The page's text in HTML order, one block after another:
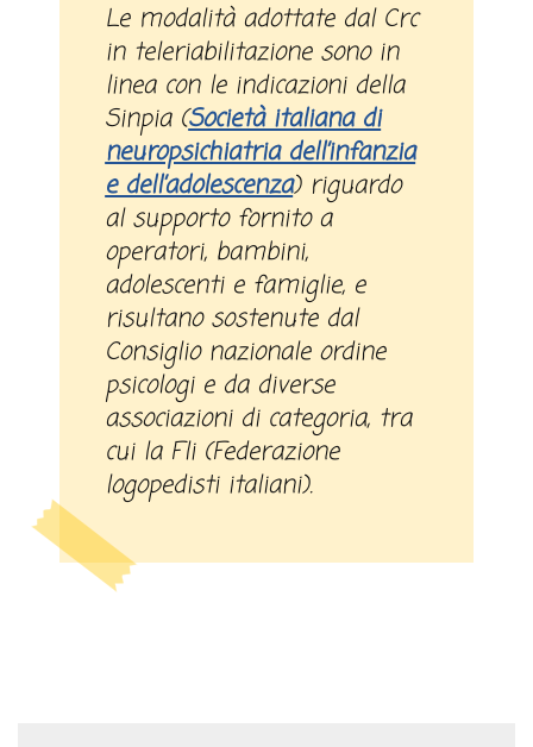
Le modalità adottate dal Crc
in teleriabilitazione sono in
linea con le indicazioni della
Sinpia (Società italiana di
neuropsichiatria dell’infanzia
e dell’adolescenza) riguardo
al supporto fornito a
operatori, bambini,
adolescenti e famiglie, e
risultano sostenute dal
Consiglio nazionale ordine
psicologi e da diverse
associazioni di categoria, tra
cui la Fli (Federazione
logopedisti italiani).